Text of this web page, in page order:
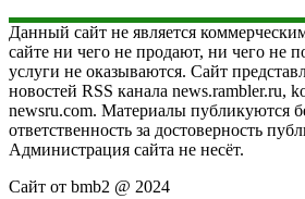
Данный сайт не является
сайте ни чего не продают, ни чего не
услуги не оказываются. Сайт
новостей RSS канала news.rambler.ru,
newsru.com. Материалы публикуются
ответственность за достоверность
Администрация сайта не несёт.
Сайт от bmb2 @ 2024